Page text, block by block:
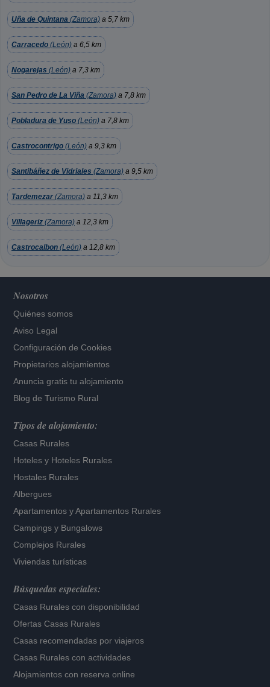
Uña de Quintana (Zamora) a 5,7 km
Carracedo (León) a 6,5 km
Nogarejas (León) a 7,3 km
San Pedro de La Viña (Zamora) a 7,8 km
Pobladura de Yuso (León) a 7,8 km
Castrocontrigo (León) a 9,3 km
Santibáñez de Vidriales (Zamora) a 9,5 km
Tardemezar (Zamora) a 11,3 km
Villageriz (Zamora) a 12,3 km
Castrocalbon (León) a 12,8 km
Nosotros
Quiénes somos
Aviso Legal
Configuración de Cookies
Propietarios alojamientos
Anuncia gratis tu alojamiento
Blog de Turismo Rural
Tipos de alojamiento:
Casas Rurales
Hoteles y Hoteles Rurales
Hostales Rurales
Albergues
Apartamentos yApartamentos Rurales
Campings y Bungalows
Complejos Rurales
Viviendas turísticas
Búsquedas especiales:
Casas Rurales con disponibilidad
Ofertas Casas Rurales
Casas recomendadas por viajeros
Casas Rurales con actividades
Alojamientos con reserva online